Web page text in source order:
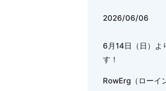
2026/06/06
6月14日（日）よ
す！
RowErg（ローイ